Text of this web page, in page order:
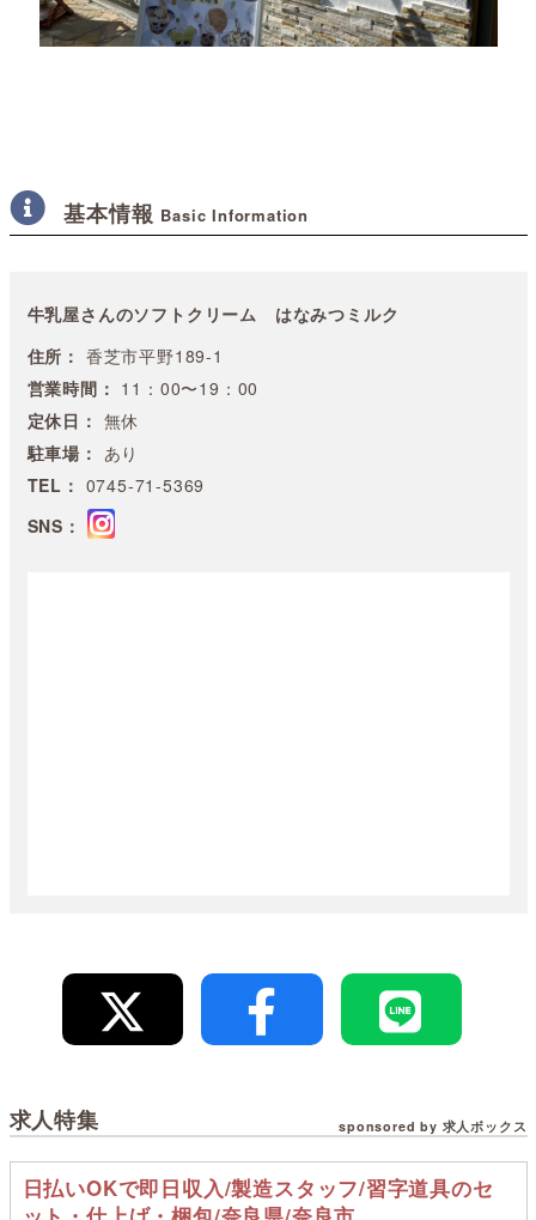
基本情報 Basic Information
牛乳屋さんのソフトクリーム はなみつミルク
住所： 香芝市平野189-1
営業時間： 11：00〜19：00
定休日： 無休
駐車場： あり
TEL： 0745-71-5369
SNS：
求人特集 sponsored by 求人ボックス
日払いOKで即日収入/製造スタッフ/習字道具のセ